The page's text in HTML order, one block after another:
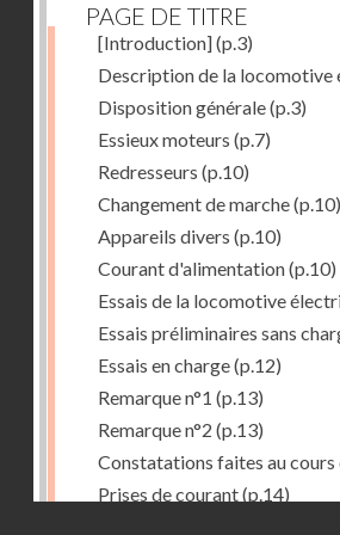
PAGE DE TITRE
[Introduction](p.3)
Description de la locomotive
Disposition générale(p.3)
Essieux moteurs (p.7)
Redresseurs (p.10)
Changement de marche(p.10)
Appareils divers (p.10)
Courant d'alimentation(p.10)
Essais de la locomotive
Essais préliminaires sans
Essais en charge(p.12)
Remarque n°1 (p.13)
Remarque n°2 (p.13)
Constatations faites au cours
Prises de courant(p.14)